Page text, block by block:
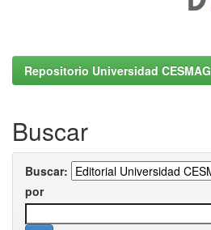
Repositorio Universidad CESMAG
Buscar
Buscar:
por